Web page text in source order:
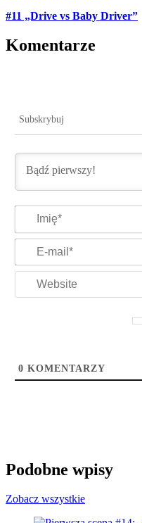
#11 „Drive vs Baby Driver”
Komentarze
Subskrybuj
0 KOMENTARZY
Podobne wpisy
Zobacz wszystkie